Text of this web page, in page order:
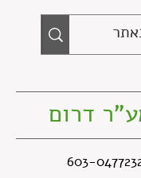
דרום
603-